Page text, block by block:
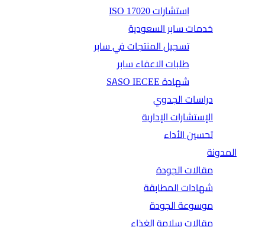
استشارات ISO 17020
خدمات سابر السعودية
تسجيل المنتجات في سابر
طلبات الاعفاء سابر
شهادة SASO IECEE
دراسات الجدوي
الإستشارات الإدارية
تحسين الأداء
المدونة
مقالات الجودة
شهادات المطابقة
موسوعة الجودة
مقالات سلامة الغذاء